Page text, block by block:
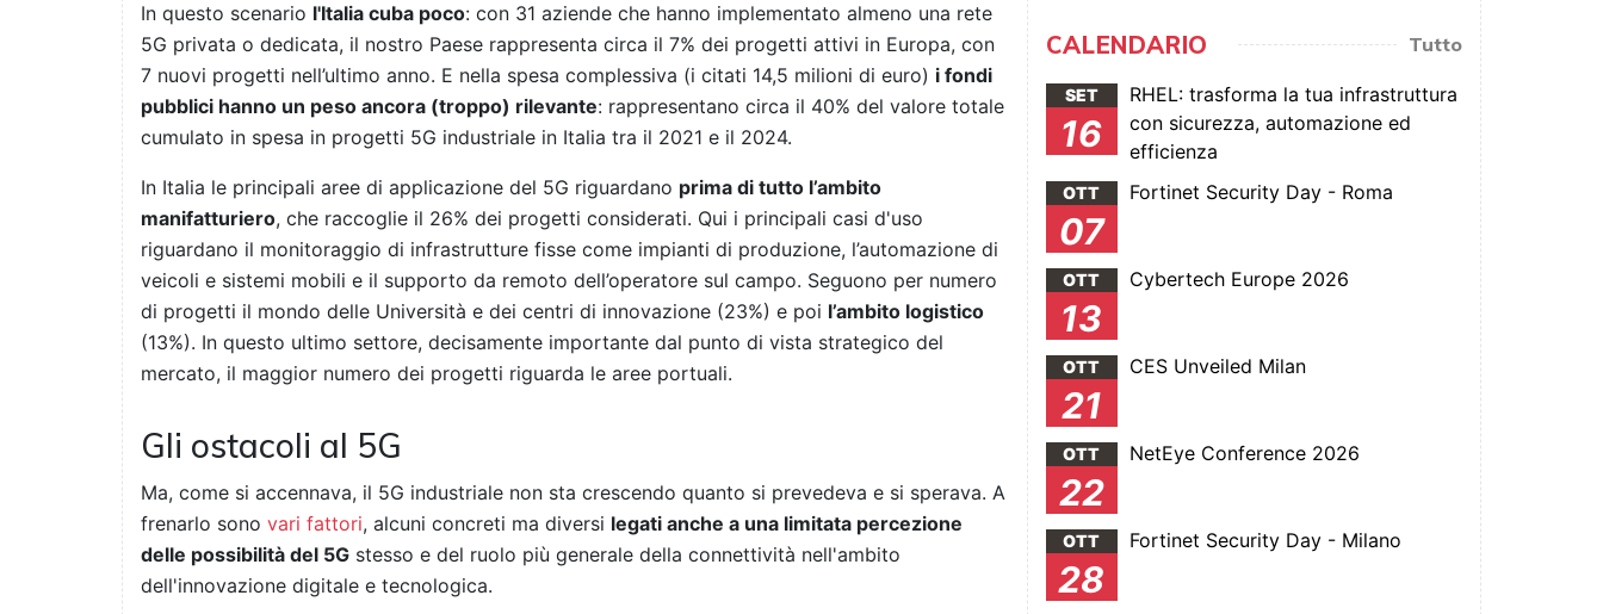
In questo scenario l'Italia cuba poco: con 31 aziende che hanno implementato almeno una rete
5G privata o dedicata, il nostro Paese rappresenta circa il 7% dei progetti attivi in Europa, con
7 nuovi progetti nell’ultimo anno. E nella spesa complessiva (i citati 14,5 milioni di euro) i fondi
pubblici hanno un peso ancora (troppo) rilevante: rappresentano circa il 40% del valore totale
cumulato in spesa in progetti 5G industriale in Italia tra il 2021 e il 2024.
In Italia le principali aree di applicazione del 5G riguardano prima di tutto l’ambito
manifatturiero, che raccoglie il 26% dei progetti considerati. Qui i principali casi d'uso
riguardano il monitoraggio di infrastrutture fisse come impianti di produzione, l’automazione di
veicoli e sistemi mobili e il supporto da remoto dell’operatore sul campo. Seguono per numero
di progetti il mondo delle Università e dei centri di innovazione (23%) e poi l’ambito logistico
(13%). In questo ultimo settore, decisamente importante dal punto di vista strategico del
mercato, il maggior numero dei progetti riguarda le aree portuali.
Gli ostacoli al 5G
Ma, come si accennava, il 5G industriale non sta crescendo quanto si prevedeva e si sperava. A
frenarlo sono vari fattori, alcuni concreti ma diversi legati anche a una limitata percezione
delle possibilità del 5G stesso e del ruolo più generale della connettività nell'ambito
dell'innovazione digitale e tecnologica.
CALENDARIO Tutto
SET
16
RHEL: trasforma la tua infrastruttura
con sicurezza, automazione ed
efficienza
OTT
07
Fortinet Security Day - Roma
OTT
13
Cybertech Europe 2026
OTT
21
CES Unveiled Milan
OTT
22
NetEye Conference 2026
OTT
28
Fortinet Security Day - Milano